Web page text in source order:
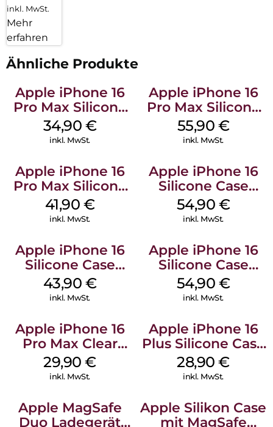
inkl. MwSt.
Mehr
erfahren
Ähnliche Produkte
Apple iPhone 16
Pro Max Silicone
Case MagSafe
Denim
34,90 €
inkl. MwSt.
Apple iPhone 16
Pro Max Silicone
Case MagSafe
Stone Gray
55,90 €
inkl. MwSt.
Apple iPhone 16
Pro Max Silicone
Case MagSafe
Ultramarine
41,90 €
inkl. MwSt.
Apple iPhone 16
Silicone Case
MagSafe Lake
Green
54,90 €
inkl. MwSt.
Apple iPhone 16
Silicone Case
MagSafe Plum
43,90 €
inkl. MwSt.
Apple iPhone 16
Silicone Case
MagSafe Black
54,90 €
inkl. MwSt.
Apple iPhone 16
Pro Max Clear
Case MagSafe
Transparent
29,90€
inkl. MwSt.
Apple iPhone 16
Plus Silicone Case
MagSafe Black
28,90€
inkl. MwSt.
Apple MagSafe
Duo Ladegerät
Apple Silikon Case
mit MagSafe